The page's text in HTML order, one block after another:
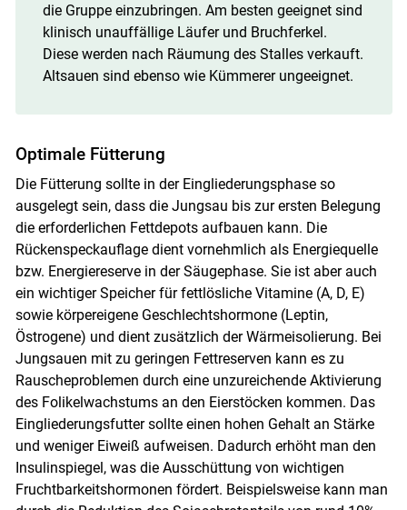
die Gruppe einzubringen. Am besten geeignet sind
klinisch unauffällige Läufer und Bruchferkel.
Diese werden nach Räumung des Stalles verkauft.
Altsauen sind ebenso wie Kümmerer ungeeignet.
Optimale Fütterung
Die Fütterung sollte in der Eingliederungsphase so
ausgelegt sein, dass die Jungsau bis zur ersten Belegung
die erforderlichen Fettdepots aufbauen kann. Die
Rückenspeckauflage dient vornehmlich als Energiequelle
bzw. Energiereserve in der Säugephase. Sie ist aber auch
ein wichtiger Speicher für fettlösliche Vitamine (A, D, E)
sowie körpereigene Geschlechtshormone (Leptin,
Östrogene) und dient zusätzlich der Wärmeisolierung. Bei
Jungsauen mit zu geringen Fettreserven kann es zu
Rauscheproblemen durch eine unzureichende Aktivierung
des Folikelwachstums an den Eierstöcken kommen. Das
Eingliederungsfutter sollte einen hohen Gehalt an Stärke
und weniger Eiweiß aufweisen. Dadurch erhöht man den
Insulinspiegel, was die Ausschüttung von wichtigen
Fruchtbarkeitshormonen fördert. Beispielsweise kann man